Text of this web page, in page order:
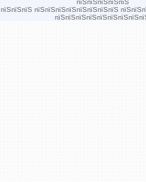
пїЅпїЅпїЅпїЅпїЅ
пїЅпїЅпїЅ пїЅпїЅпїЅпїЅпїЅпїЅпїЅпїЅ